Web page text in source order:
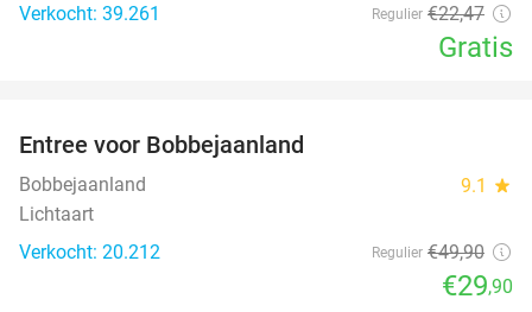
Verkocht: 39.261
Regulier €22,47
Gratis
Entree voor Bobbejaanland
Bobbejaanland 9.1 star
Lichtaart
Verkocht: 20.212
Regulier €49,90
€29,90